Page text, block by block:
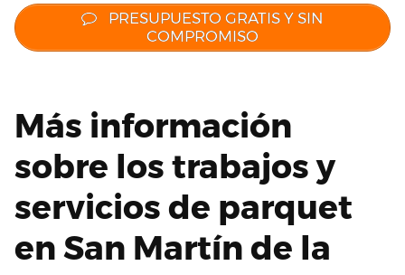
PRESUPUESTO GRATIS Y SIN
COMPROMISO
Más información
sobre los trabajos y
servicios de parquet
en San Martín de la